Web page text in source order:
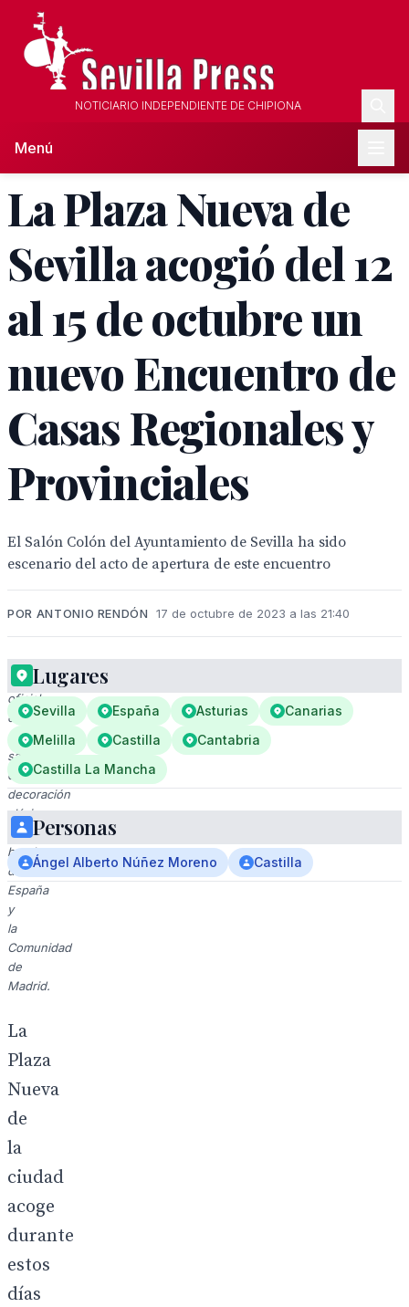
NOTICIARIO INDEPENDIENTE DE CHIPIONA
Menú
La Plaza Nueva de
Sevilla acogió del 12
al 15 de octubre un
nuevo Encuentro de
Casas Regionales y
Provinciales
El Salón Colón del Ayuntamiento de Sevilla ha sido
escenario del acto de apertura de este encuentro
POR ANTONIO RENDÓN 17 de octubre de 2023 a las 21:40
Reunión
oficial
en
un
salón
con
decoración
clásica
y
banderas
de
España
y
la
Comunidad
de
Madrid.
La
Plaza
Nueva
de
la
ciudad
acoge
durante
estos
días
Lugares
Sevilla España Asturias
Canarias
Melilla
Castilla
Cantabria
Castilla La Mancha
Personas
Ángel Alberto Núñez Moreno Castilla